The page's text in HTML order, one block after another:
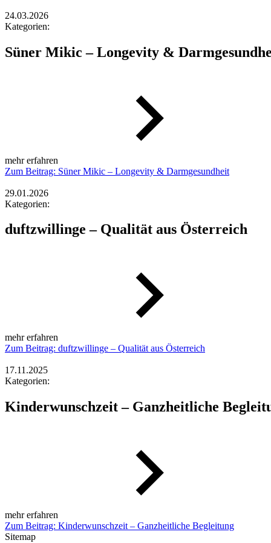
24.03.2026
Kategorien:
Süner Mikic – Longevity &
mehr erfahren
Zum Beitrag: Süner Mikic – Longevity & Darmgesundheit
29.01.2026
Kategorien:
duftzwillinge – Qualität aus Österreich
mehr erfahren
Zum Beitrag: duftzwillinge – Qualität aus Österreich
17.11.2025
Kategorien:
Kinderwunschzeit – Ganzheitliche
mehr erfahren
Zum Beitrag: Kinderwunschzeit – Ganzheitliche Begleitung
Sitemap